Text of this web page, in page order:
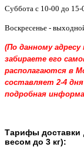
Суббота с 10-00 до 15-
Воскресенье -
(По данному
забираете его
располагаются в
составляет 2-4
подробная
Тарифы доставки
весом до 3 кг):